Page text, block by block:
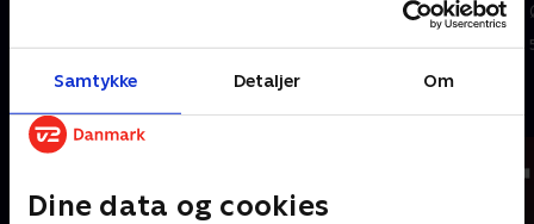
Samtykke Detaljer Om
Dine data og cookies
7. august 2026 • 22 min 6. august 2026 • 22 min